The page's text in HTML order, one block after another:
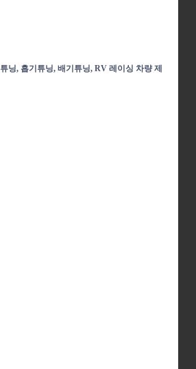
닝, 흡기튜닝, 배기튜닝, RV 레이싱 차량 제